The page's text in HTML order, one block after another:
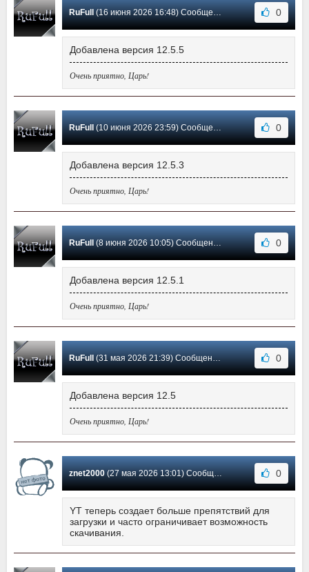
RuFull(16 июня 2026 16:48) Сообщение #65 0
Добавлена версия 12.5.5
Очень приятно, Царь!
RuFull(10 июня 2026 23:59) Сообщение #64 0
Добавлена версия 12.5.3
Очень приятно, Царь!
RuFull(8 июня 2026 10:05) Сообщение #63 0
Добавлена версия 12.5.1
Очень приятно, Царь!
RuFull(31 мая 2026 21:39) Сообщение #62 0
Добавлена версия 12.5
Очень приятно, Царь!
znet2000(27 мая 2026 13:01) Сообщение #61 0
YT теперь создает больше препятствий для
загрузки и часто ограничивает возможность
скачивания.